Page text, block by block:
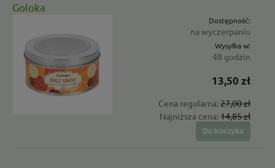
Goloka
Dostępność:
na wyczerpaniu
Wysyłka w:
48 godzin
13,50 zł
Cena regularna:27,00 zł
Najniższa cena:14,85 zł
Do koszyka